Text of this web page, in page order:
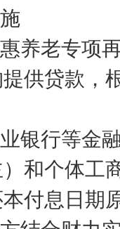
惠养老专项
供贷款，
业银行等金
）和个体
付息日期